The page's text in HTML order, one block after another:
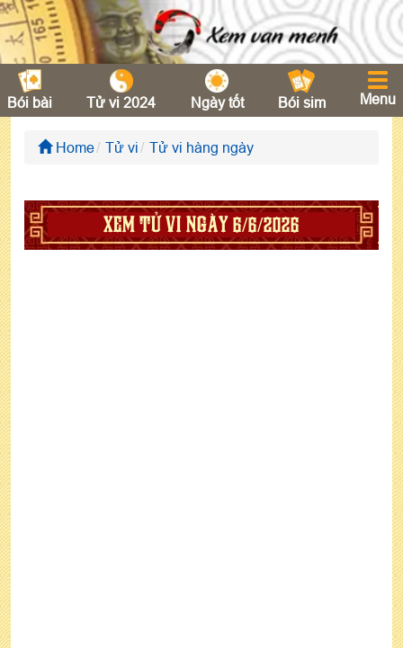
Bói bài Tử vi 2024 Ngày tốt Bói sim Menu
Home Tử vi Tử vi hàng ngày
XEM TỬ VI NGÀY 6/6/2026